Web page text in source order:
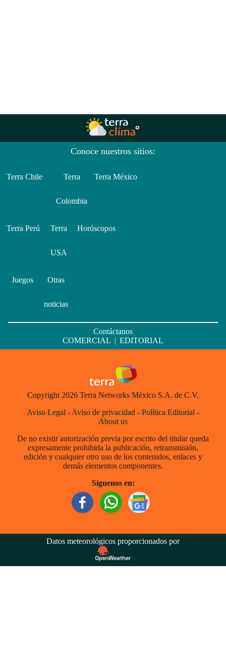
Conoce nuestros sitios:
Terra Chile Terra
Colombia
Terra México
Terra Perú Terra
USA
Horóscopos
Juegos Otras
noticias
Contáctanos
COMERCIAL | EDITORIAL
Copyright 2026 Terra Networks México S.A. de C.V.
Aviso Legal - Aviso de privacidad - Política Editorial -
About us
De no existir autorización previa por escrito del titular queda
expresamente prohibida la publicación, retransmisión,
edición y cualquier otro uso de los contenidos, enlaces y
demás elementos componentes.
Síguenos en:
Datos meteorológicos proporcionados por